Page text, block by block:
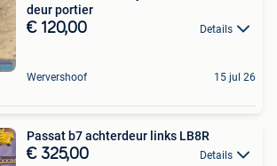
deur portier
€ 120,00 Details
Wervershoof 15 jul 26
Passat b7 achterdeur links LB8R
€ 325,00 Details